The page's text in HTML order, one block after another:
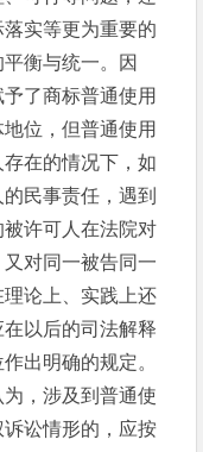
实等更为重要的
衡与统一。因
了商标普通使用
位，但普通使用
在的情况下，如
民事责任，遇到
许可人在法院对
对同一被告同一
论上、实践上还
以后的司法解释
出明确的规定。
，涉及到普通使
讼情形的，应按